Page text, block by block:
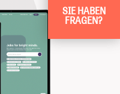
SIE HABEN
FRAGEN?